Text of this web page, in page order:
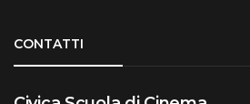
CONTATTI